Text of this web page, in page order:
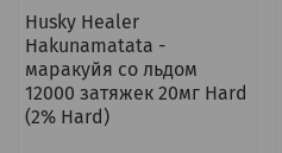
Husky Healer
Hakunamatata -
маракуйя со льдом
12000 затяжек 20мг Hard
(2% Hard)